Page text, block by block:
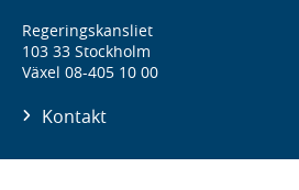
Regeringskansliet
103 33 Stockholm
Växel 08-405 10 00
Kontakt